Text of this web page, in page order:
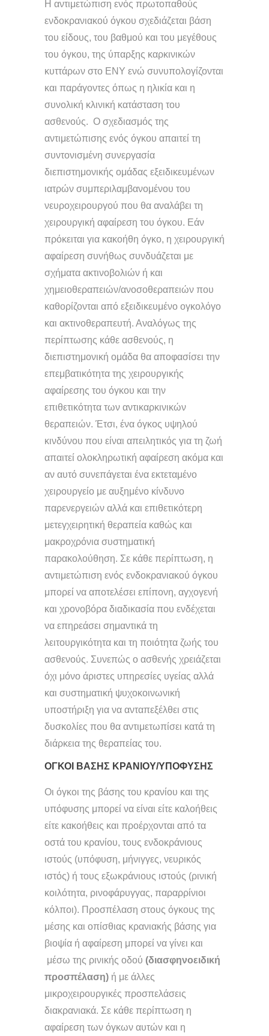
Η αντιμετώπιση ενός πρωτοπαθούς
ενδοκρανιακού όγκου σχεδιάζεται βάση
του είδους, του βαθμού και του μεγέθους
του όγκου, της ύπαρξης καρκινικών
κυττάρων στο ΕΝΥ ενώ συνυπολογίζονται
και παράγοντες όπως η ηλικία και η
συνολική κλινική κατάσταση του
ασθενούς. Ο σχεδιασμός της
αντιμετώπισης ενός όγκου απαιτεί τη
συντονισμένη συνεργασία
διεπιστημονικής ομάδας εξειδικευμένων
ιατρών συμπεριλαμβανομένου του
νευροχειρουργού που θα αναλάβει τη
χειρουργική αφαίρεση του όγκου. Εάν
πρόκειται για κακοήθη όγκο, η χειρουργική
αφαίρεση συνήθως συνδυάζεται με
σχήματα ακτινοβολιών ή και
χημειοθεραπειών/ανοσοθεραπειών που
καθορίζονται από εξειδικευμένο ογκολόγο
και ακτινοθεραπευτή. Αναλόγως της
περίπτωσης κάθε ασθενούς, η
διεπιστημονική ομάδα θα αποφασίσει την
επεμβατικότητα της χειρουργικής
αφαίρεσης του όγκου και την
επιθετικότητα των αντικαρκινικών
θεραπειών. Έτσι, ένα όγκος υψηλού
κινδύνου που είναι απειλητικός για τη ζωή
απαιτεί ολοκληρωτική αφαίρεση ακόμα και
αν αυτό συνεπάγεται ένα εκτεταμένο
χειρουργείο με αυξημένο κίνδυνο
παρενεργειών αλλά και επιθετικότερη
μετεγχειρητική θεραπεία καθώς και
μακροχρόνια συστηματική
παρακολούθηση. Σε κάθε περίπτωση, η
αντιμετώπιση ενός ενδοκρανιακού όγκου
μπορεί να αποτελέσει επίπονη, αγχογενή
και χρονοβόρα διαδικασία που ενδέχεται
να επηρεάσει σημαντικά τη
λειτουργικότητα και τη ποιότητα ζωής του
ασθενούς. Συνεπώς ο ασθενής χρειάζεται
όχι μόνο άριστες υπηρεσίες υγείας αλλά
και συστηματική ψυχοκοινωνική
υποστήριξη για να ανταπεξέλθει στις
δυσκολίες που θα αντιμετωπίσει κατά τη
διάρκεια της θεραπείας του.
ΟΓΚΟΙ ΒΑΣΗΣ ΚΡΑΝΙΟΥ/ΥΠΟΦΥΣΗΣ
Οι όγκοι της βάσης του κρανίου και της
υπόφυσης μπορεί να είναι είτε καλοήθεις
είτε κακοήθεις και προέρχονται από τα
οστά του κρανίου, τους ενδοκράνιους
ιστούς (υπόφυση, μήνιγγες, νευρικός
ιστός) ή τους εξωκράνιους ιστούς (ρινική
κοιλότητα, ρινοφάρυγγας, παραρρίνιοι
κόλποι). Προσπέλαση στους όγκους της
μέσης και οπίσθιας κρανιακής βάσης για
βιοψία ή αφαίρεση μπορεί να γίνει και
μέσω της ρινικής οδού (διασφηνοειδική
προσπέλαση) ή με άλλες
μικροχειρουργικές προσπελάσεις
διακρανιακά. Σε κάθε περίπτωση η
αφαίρεση των όγκων αυτών και η